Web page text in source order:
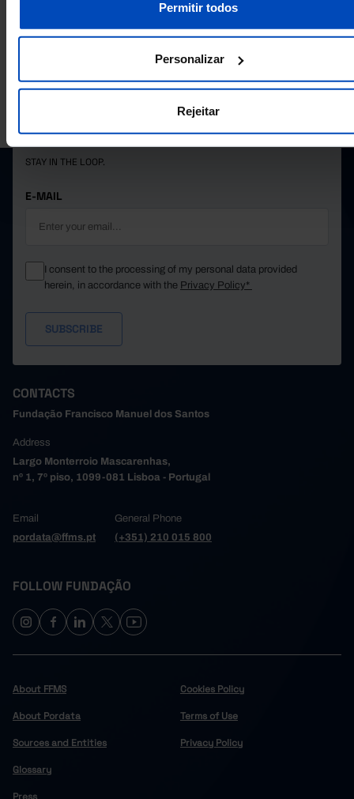
Permitir todos
Personalizar
Rejeitar
SUBSCRIBE TO FUNDAÇÃO NEWSLETTER
STAY IN THE LOOP.
E-MAIL
I consent to the processing of my personal data provided
herein, in accordance with the Privacy Policy*
CONTACTS
Fundação Francisco Manuel dos Santos
Address
Largo Monterroio Mascarenhas,
nº 1, 7º piso, 1099-081 Lisboa - Portugal
Email
pordata@ffms.pt
General Phone
(+351) 210 015 800
FOLLOW FUNDAÇÃO
About FFMS
About Pordata
Sources and Entities
Glossary
Cookies Policy
Terms of Use
Privacy Policy